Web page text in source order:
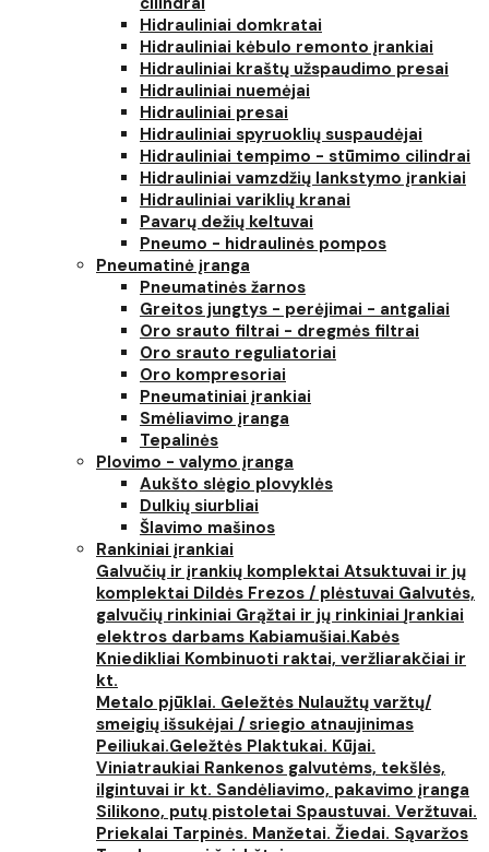
Hidrauliniai domkratai
Hidrauliniai kėbulo remonto įrankiai
Hidrauliniai kraštų užspaudimo presai
Hidrauliniai nuemėjai
Hidrauliniai presai
Hidrauliniai spyruoklių suspaudėjai
Hidrauliniai tempimo - stūmimo cilindrai
Hidrauliniai vamzdžių lankstymo įrankiai
Hidrauliniai variklių kranai
Pavarų dežių keltuvai
Pneumo - hidraulinės pompos
Pneumatinė įranga
Pneumatinės žarnos
Greitos jungtys - perėjimai - antgaliai
Oro srauto filtrai - dregmės filtrai
Oro srauto reguliatoriai
Oro kompresoriai
Pneumatiniai įrankiai
Smėliavimo įranga
Tepalinės
Plovimo - valymo įranga
Aukšto slėgio plovyklės
Dulkių siurbliai
Šlavimo mašinos
Rankiniai įrankiai
Galvučių ir įrankių komplektai Atsuktuvai ir jų
komplektai Dildės Frezos / plėstuvai Galvutės,
galvučių rinkiniai Grąžtai ir jų rinkiniai Įrankiai
elektros darbams Kabiamušiai.Kabės
Kniedikliai Kombinuoti raktai, veržliarakčiai ir
kt.
Metalo pjūklai. Geležtės Nulaužtų varžtų/
smeigių išsukėjai / sriegio atnaujinimas
Peiliukai.Geležtės Plaktukai. Kūjai.
Viniatraukiai Rankenos galvutėms, tekšlės,
ilgintuvai ir kt. Sandėliavimo, pakavimo įranga
Silikono, putų pistoletai Spaustuvai. Veržtuvai.
Priekalai Tarpinės. Manžetai. Žiedai. Sąvaržos